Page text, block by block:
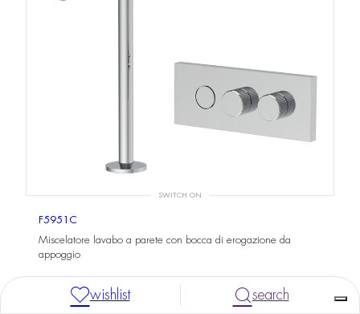
SWITCH ON
F5951C
Miscelatore lavabo a parete con bocca di erogazione da
appoggio
wishlist search